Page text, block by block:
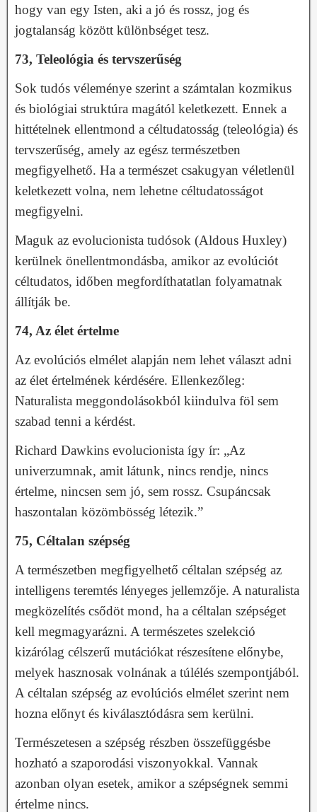
hogy van egy Isten, aki a jó és rossz, jog és
jogtalanság között különbséget tesz.
73, Teleológia és tervszerűség
Sok tudós véleménye szerint a számtalan kozmikus
és biológiai struktúra magától keletkezett. Ennek a
hittételnek ellentmond a céltudatosság (teleológia) és
tervszerűség, amely az egész természetben
megfigyelhető. Ha a természet csakugyan véletlenül
keletkezett volna, nem lehetne céltudatosságot
megfigyelni.
Maguk az evolucionista tudósok (Aldous Huxley)
kerülnek önellentmondásba, amikor az evolúciót
céltudatos, időben megfordíthatatlan folyamatnak
állítják be.
74, Az élet értelme
Az evolúciós elmélet alapján nem lehet választ adni
az élet értelmének kérdésére. Ellenkezőleg:
Naturalista meggondolásokból kiindulva föl sem
szabad tenni a kérdést.
Richard Dawkins evolucionista így ír: „Az
univerzumnak, amit látunk, nincs rendje, nincs
értelme, nincsen sem jó, sem rossz. Csupáncsak
haszontalan közömbösség létezik.”
75, Céltalan szépség
A természetben megfigyelhető céltalan szépség az
intelligens teremtés lényeges jellemzője. A naturalista
megközelítés csődöt mond, ha a céltalan szépséget
kell megmagyarázni. A természetes szelekció
kizárólag célszerű mutációkat részesítene előnybe,
melyek hasznosak volnának a túlélés szempontjából.
A céltalan szépség az evolúciós elmélet szerint nem
hozna előnyt és kiválasztódásra sem kerülni.
Természetesen a szépség részben összefüggésbe
hozható a szaporodási viszonyokkal. Vannak
azonban olyan esetek, amikor a szépségnek semmi
értelme nincs.